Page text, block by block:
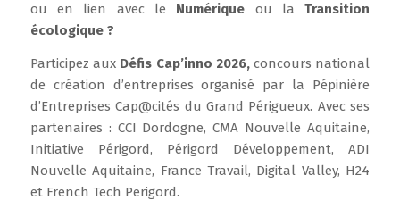
ou en lien avec le Numérique ou laTransition
écologique ?
Participez aux Défis Cap’inno 2026,concours national
de création d’entreprises organisé par la Pépinière
d’Entreprises Cap@cités du Grand Périgueux. Avec ses
partenaires : CCI Dordogne, CMA Nouvelle Aquitaine,
Initiative Périgord, Périgord Développement, ADI
Nouvelle Aquitaine, France Travail, Digital Valley, H24
et French Tech Perigord.